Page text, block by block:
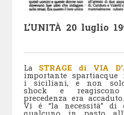
L’UNITÀ 20 luglio
La STRAGE di VIA
importante spartiacque
i siciliani, e non
shock e
precedenza era accaduto.
Vi é “la necessità” di